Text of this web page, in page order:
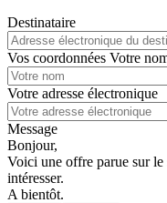
Destinataire
Vos coordonnées Votre
Votre adresse électronique
Message
Bonjour,
Voici une offre parue sur
intéresser.
A bientôt.